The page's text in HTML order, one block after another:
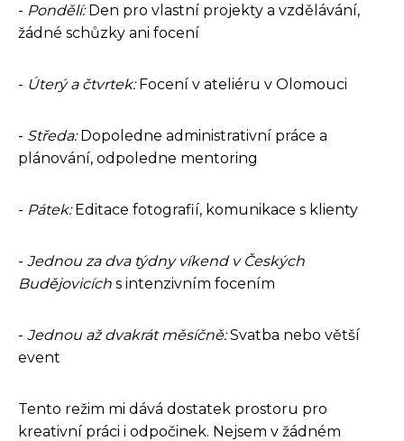
- Pondělí:Den pro vlastní projekty a vzdělávání,
žádné schůzky ani focení
- Úterý a čtvrtek:Focení v ateliéru v Olomouci
- Středa:Dopoledne administrativní práce a
plánování, odpoledne mentoring
- Pátek:Editace fotografií, komunikace s klienty
- Jednou za dva týdny víkend v Českých
Budějovicích s intenzivním focením
- Jednou až dvakrát měsíčně:Svatba nebo větší
event
Tento režim mi dává dostatek prostoru pro
kreativní práci i odpočinek. Nejsem v žádném